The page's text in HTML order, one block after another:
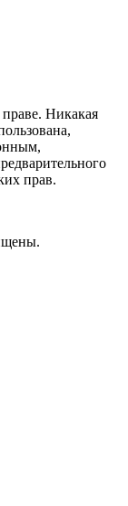
Никакая
прав.